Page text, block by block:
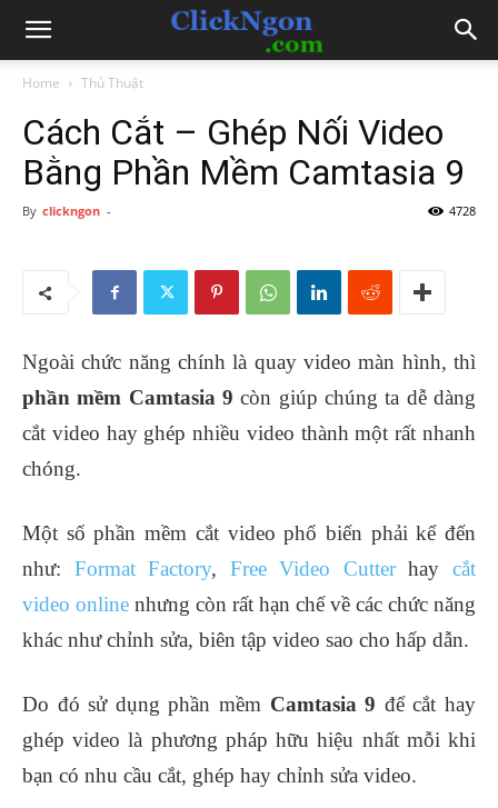
Home Thủ Thuật
Cách Cắt – Ghép Nối Video
Bằng Phần Mềm Camtasia 9
By clickngon - 4728
Ngoài chức năng chính là quay video màn hình, thì
phần mềm Camtasia 9 còn giúp chúng ta dễ dàng
cắt video hay ghép nhiều video thành một rất nhanh
chóng.
Một số phần mềm cắt video phổ biến phải kể đến
như: Format Factory, Free Video Cutterhaycắt
video online nhưng còn rất hạn chế về các chức năng
khác như chỉnh sửa, biên tập video sao cho hấp dẫn.
Do đó sử dụng phần mềm Camtasia 9 để cắt hay
ghép video là phương pháp hữu hiệu nhất mỗi khi
bạn có nhu cầu cắt, ghép hay chỉnh sửa video.